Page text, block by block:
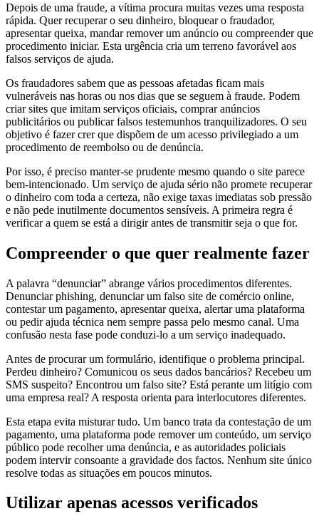
Depois de uma fraude, a vítima procura muitas vezes uma resposta
rápida. Quer recuperar o seu dinheiro, bloquear o fraudador,
apresentar queixa, mandar remover um anúncio ou compreender que
procedimento iniciar. Esta urgência cria um terreno favorável aos
falsos serviços de ajuda.
Os fraudadores sabem que as pessoas afetadas ficam mais
vulneráveis nas horas ou nos dias que se seguem à fraude. Podem
criar sites que imitam serviços oficiais, comprar anúncios
publicitários ou publicar falsos testemunhos tranquilizadores. O seu
objetivo é fazer crer que dispõem de um acesso privilegiado a um
procedimento de reembolso ou de denúncia.
Por isso, é preciso manter-se prudente mesmo quando o site parece
bem-intencionado. Um serviço de ajuda sério não promete recuperar
o dinheiro com toda a certeza, não exige taxas imediatas sob pressão
e não pede inutilmente documentos sensíveis. A primeira regra é
verificar a quem se está a dirigir antes de transmitir seja o que for.
Compreender o que quer realmente fazer
A palavra “denunciar” abrange vários procedimentos diferentes.
Denunciar phishing, denunciar um falso site de comércio online,
contestar um pagamento, apresentar queixa, alertar uma plataforma
ou pedir ajuda técnica nem sempre passa pelo mesmo canal. Uma
confusão nesta fase pode conduzi-lo a um serviço inadequado.
Antes de procurar um formulário, identifique o problema principal.
Perdeu dinheiro? Comunicou os seus dados bancários? Recebeu um
SMS suspeito? Encontrou um falso site? Está perante um litígio com
uma empresa real? A resposta orienta para interlocutores diferentes.
Esta etapa evita misturar tudo. Um banco trata da contestação de um
pagamento, uma plataforma pode remover um conteúdo, um serviço
público pode recolher uma denúncia, e as autoridades policiais
podem intervir consoante a gravidade dos factos. Nenhum site único
resolve todas as situações em poucos minutos.
Utilizar apenas acessos verificados